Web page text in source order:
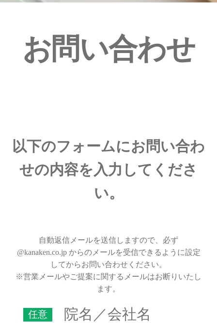
お問い合わせ
以下のフォームにお問い合わ
せの内容を入力してくださ
い。
自動返信メールを送信しますので、必ず
@kanaken.co.jp からのメールを受信できるように設定
してからお問い合わせください。
※営業メールやご提案に関するメールはお断りいたし
ます。
任意 院名／会社名